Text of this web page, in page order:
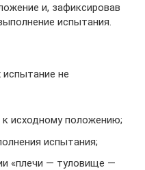
и, зафиксировав
испытания.
не
исходному положению;
испытания;
«плечи — туловище —